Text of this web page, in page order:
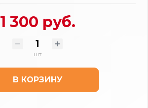
1 300 руб.
шт
В КОРЗИНУ